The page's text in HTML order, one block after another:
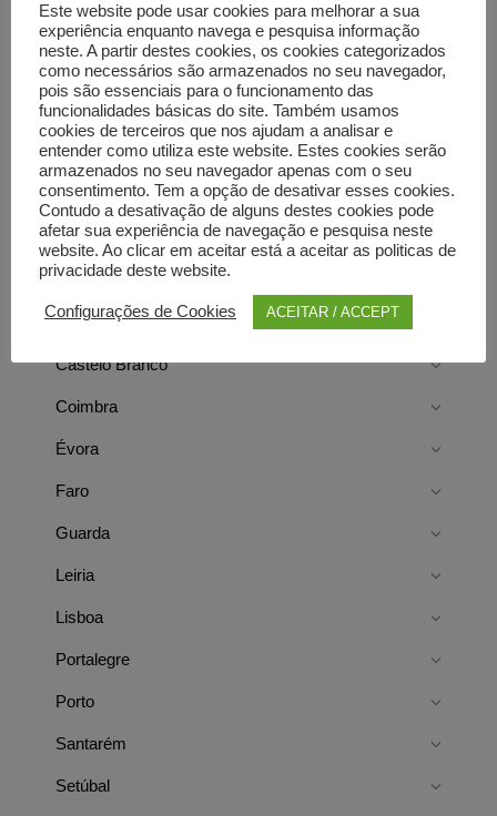
Directorist Locations
Aveiro
Beja
Braga
Bragança
Castelo Branco
Coimbra
Évora
Faro
Guarda
Leiria
Lisboa
Portalegre
Porto
Santarém
Setúbal
Este website pode usar cookies para melhorar a sua
experiência enquanto navega e pesquisa informação
neste. A partir destes cookies, os cookies categorizados
como necessários são armazenados no seu navegador,
pois são essenciais para o funcionamento das
funcionalidades básicas do site. Também usamos
cookies de terceiros que nos ajudam a analisar e
entender como utiliza este website. Estes cookies serão
armazenados no seu navegador apenas com o seu
consentimento. Tem a opção de desativar esses cookies.
Contudo a desativação de alguns destes cookies pode
afetar sua experiência de navegação e pesquisa neste
website. Ao clicar em aceitar está a aceitar as politicas de
privacidade deste website.
Configurações de Cookies ACEITAR / ACCEPT